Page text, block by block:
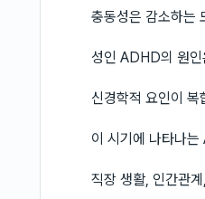
충동성은 감소하는
성인 ADHD의 원인
신경학적 요인이 복
이 시기에 나타나
직장 생활, 인간관